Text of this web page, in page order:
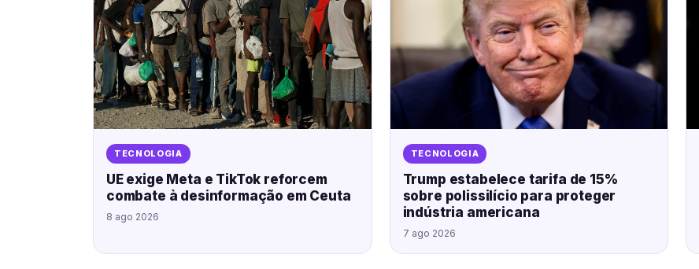
TECNOLOGIA
UE exige Meta e TikTok reforcem
combate à desinformação em Ceuta
8 ago 2026
TECNOLOGIA
Trump estabelece tarifa de 15%
sobre polissilício para proteger
indústria americana
7 ago 2026